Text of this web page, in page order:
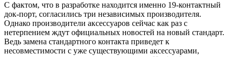
С фактом, что в разработке находится именно 19-контактный
док-порт, согласились три независимых производителя.
Однако производители аксессуаров сейчас как раз с
нетерпением ждут официальных новостей на новый стандарт.
Ведь замена стандартного контакта приведет к
несовместимости с уже существующими аксессуарами,